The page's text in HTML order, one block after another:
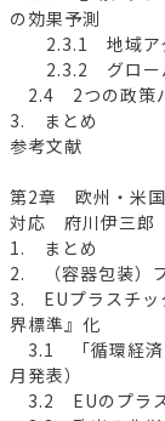
の効果予測
2.3.1 地域アク
2.3.2 グローバ
2.4 2つの政策
3. まとめ
参考文献
第2章 欧州・米国
対応 府川伊三郎
1. まとめ
2. （容器包装）
3. EUプラスチッ
界標準』化
3.1 「循環経済
月発表）
3.2 EUのプラ